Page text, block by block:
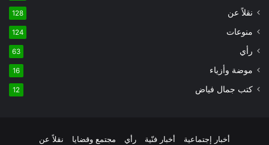
نقلاً عن 128
منوعات 124
رأي 63
موضة وأزياء 16
كتب جمال فياض 12
أخبار إجتماعية أخبار فنّية رأي مجتمع وقضايا نقلاً عن